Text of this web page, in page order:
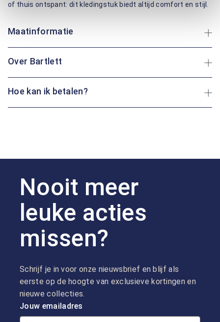
of thuis ontspant: dit kledingstuk biedt altijd comfort en stijl.
Maatinformatie
Over Bartlett
Hoe kan ik betalen?
Nooit meer
leuke acties
missen?
Schrijf je in voor onze nieuwsbrief en blijf als
eerste op de hoogte van exclusieve kortingen en
nieuwe collecties.
Jouw emailadres